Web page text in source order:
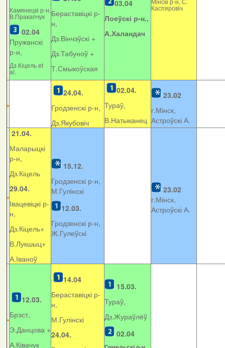
Камянецкі р-н,
В.Пракапчук
02.04
Пружанскі
р-н,
Дз.Кіцель et
al.
Бераставіцкі р-
н,
Дз.Вінчэўскі +
Дз.Табуноў +
Т.Смыкоўская
03.04
Лоеўскі р-н.,
А.Халандач
Каспяровіч
24.04.
Гродзенскі р-н,
Дз.Якубовіч
02.04.
Тураў,
В.Натыканец
23.02
г.Мінск,
Астроўскі А.
21.04.
Маларыцкі
р-н,
Дз.Кіцель
29.04.
Івацевіцкі р-
н,
Дз.Кіцель+
В.Лукшыц+
А.Іваноў
15.12.
Гродзенскі р-н,
М.Гулінскі
12.03.
Гродзенскі р-н,
Ж.Гулеўскі
23.02
г.Мінск,
Астроўскі А.
12.03.
Брэст,
Э.Данцова +
А.Ківачук
14.04
Бераставіцкі р-
н,
М.Гулінскі
24.04.
15.03.
Тураў,
Дз.Жураўлёў
02.04